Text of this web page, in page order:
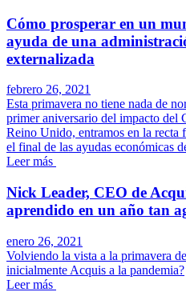
Cómo prosperar en un
ayuda de una
externalizada
febrero 26, 2021
Esta primavera no tiene nada de
primer aniversario del impacto del
Reino Unido, entramos en la recta
el final de las ayudas económicas
Leer más
Nick Leader, CEO de
aprendido en un año tan
enero 26, 2021
Volviendo la vista a la primavera
inicialmente Acquis a la pandemia?
Leer más